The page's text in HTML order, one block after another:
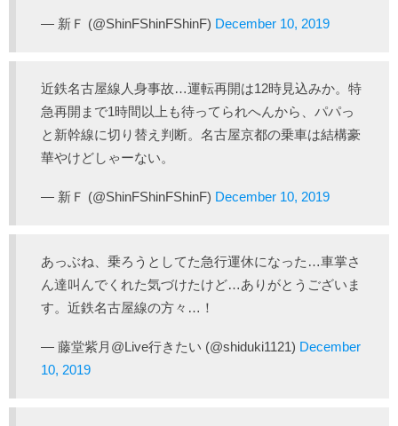
— 新Ｆ (@ShinFShinFShinF) December 10, 2019
近鉄名古屋線人身事故…運転再開は12時見込みか。特
急再開まで1時間以上も待ってられへんから、パパっ
と新幹線に切り替え判断。名古屋京都の乗車は結構豪
華やけどしゃーない。
— 新Ｆ (@ShinFShinFShinF) December 10, 2019
あっぶね、乗ろうとしてた急行運休になった…車掌さ
ん達叫んでくれた気づけたけど…ありがとうございま
す。近鉄名古屋線の方々…！
— 藤堂紫月@Live行きたい (@shiduki1121) December
10, 2019